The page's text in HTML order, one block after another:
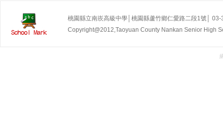
桃園縣立南崁高級中學│桃園縣蘆竹鄉仁愛路二段1號│
Copyright@2012,Taoyuan County Nankan Senior High